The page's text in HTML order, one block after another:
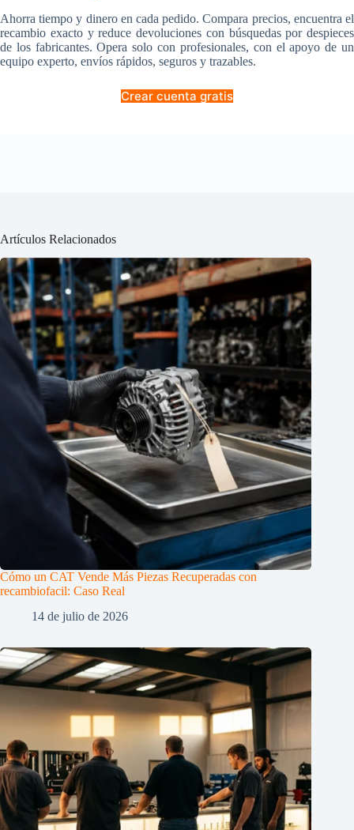
Ahorra tiempo y dinero en cada pedido. Compara precios, encuentra el
recambio exacto y reduce devoluciones con búsquedas por despieces
de los fabricantes. Opera solo con profesionales, con el apoyo de un
equipo experto, envíos rápidos, seguros y trazables.
Crear cuenta gratis
Artículos Relacionados
Cómo un CAT Vende Más Piezas Recuperadas con
recambiofacil: Caso Real
14 de julio de 2026